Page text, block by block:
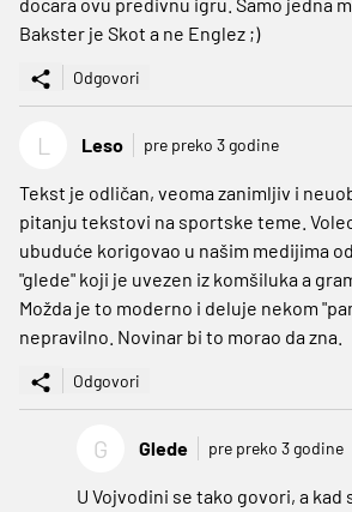
Bakster je Skot a ne Englez ;)
Odgovori
L Leso pre preko 3 godine
Tekst je odličan, veoma zanimljiv i
pitanju tekstovi na sportske teme.
ubuduće korigovao u našim medijima
"glede" koji je uvezen iz komšiluka a
Možda je to moderno i deluje nekom
nepravilno. Novinar bi to morao da zna.
Odgovori
G Glede pre preko 3 godine
U Vojvodini se tako govori, a kad